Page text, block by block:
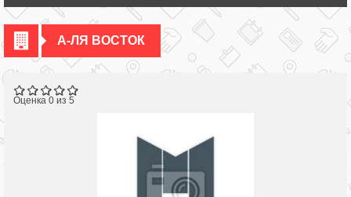
А-ЛЯ ВОСТОК
Оценка 0 из 5